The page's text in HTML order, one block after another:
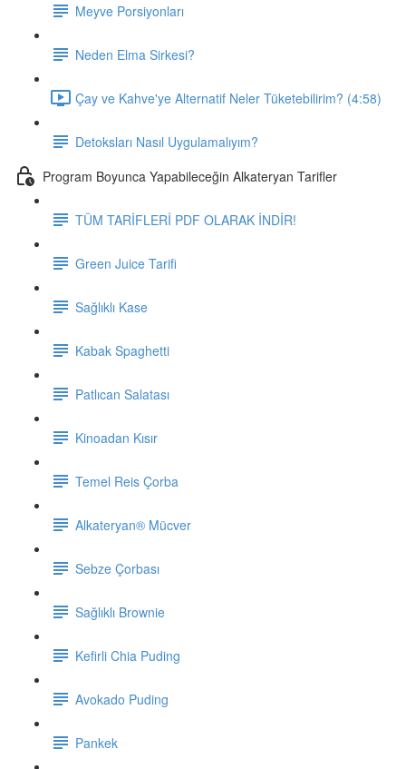
Meyve Porsiyonları
Neden Elma Sirkesi?
Çay ve Kahve'ye Alternatif Neler Tüketebilirim? (4:58)
Detoksları Nasıl Uygulamalıyım?
Program Boyunca Yapabileceğin Alkateryan Tarifler
TÜM TARİFLERİ PDF OLARAK İNDİR!
Green Juice Tarifi
Sağlıklı Kase
Kabak Spaghetti
Patlıcan Salatası
Kinoadan Kısır
Temel Reis Çorba
Alkateryan® Mücver
Sebze Çorbası
Sağlıklı Brownie
Kefirli Chia Puding
Avokado Puding
Pankek